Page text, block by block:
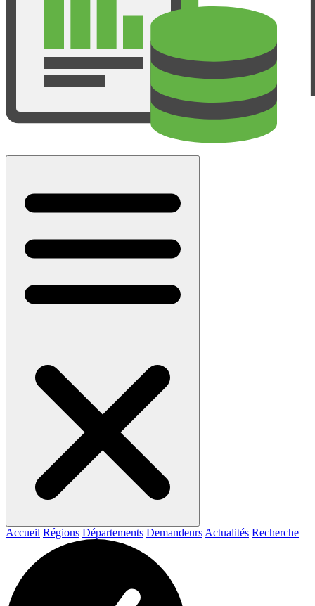
Accueil Régions Départements Demandeurs Actualités Recherche